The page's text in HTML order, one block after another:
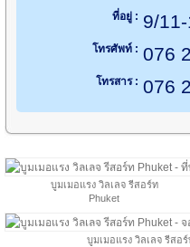
ที่อยู่ : 9/
โทรศัพท์ : 076
โทรสาร : 076
บูมเมอแรง วิลเลจ รีสอร์ท
Phuket
บูมเมอแรง วิลเลจ รีสอร์